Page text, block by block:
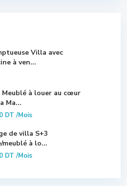
Villa avec
à ven...
Meublé à louer au cœur
Ma...
DT/Mois
de villa S+3
meublé à lo...
DT/Mois